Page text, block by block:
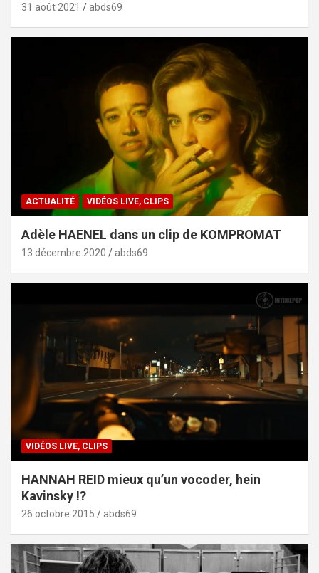
31 août 2021 abds69
ACTUALITÉ VIDÉOS LIVE, CLIPS
Adèle HAENEL dans un clip de KOMPROMAT
13 décembre 2020 abds69
VIDÉOS LIVE, CLIPS
HANNAH REID mieux qu’un vocoder, hein
Kavinsky !?
26 octobre 2015 abds69